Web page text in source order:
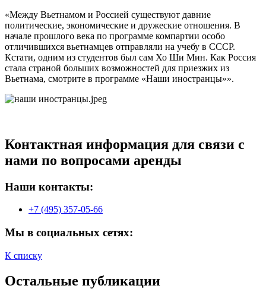
«Между Вьетнамом и Россией существуют давние
политические, экономические и дружеские отношения. В
начале прошлого века по программе компартии особо
отличившихся вьетнамцев отправляли на учебу в СССР.
Кстати, одним из студентов был сам Хо Ши Мин. Как Россия
стала страной больших возможностей для приезжих из
Вьетнама, смотрите в программе «Наши иностранцы»».
Контактная информация для связи с
нами по вопросами аренды
Наши контакты:
+7 (495) 357-05-66
Мы в социальных сетях:
К списку
Остальные публикации